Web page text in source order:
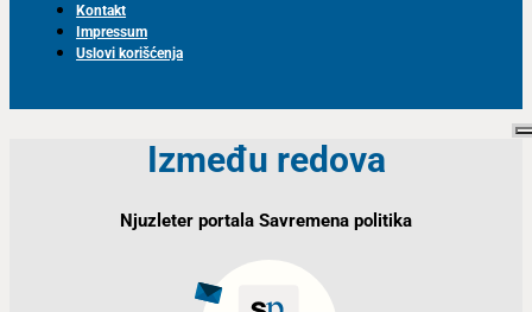
Kontakt
Impressum
Uslovi korišćenja
Između redova
Njuzleter portala Savremena politika